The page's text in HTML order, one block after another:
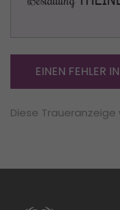
EINEN FEHLER
Diese